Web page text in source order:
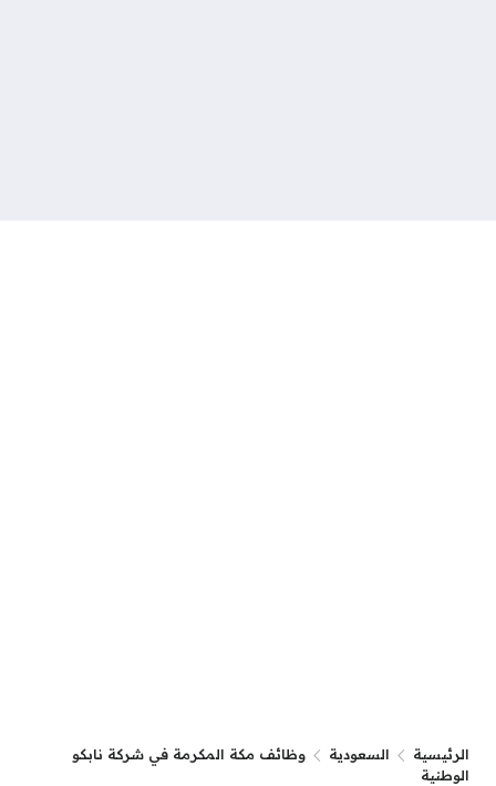
الرئيسية السعودية
وظائف مكة المكرمة في شركة نابكو
الوطنية